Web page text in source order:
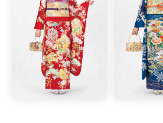
有職文様の七宝をドレッシィにア
ビーズバッグ 65,000円＋税素材
帯地の古典文様が豪華な一揃え。
草履・バッグセット 200,000円＋
三越伊勢丹オリジナルの振袖用雨